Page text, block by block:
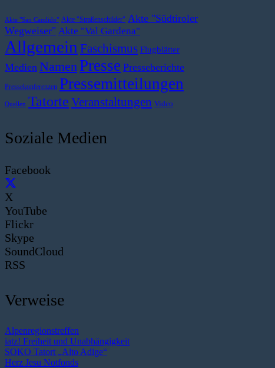
Akte "San Candido" Akte "Straßenschilder" Akte "Südtiroler
Wegweiser" Akte "Val Gardena"
Allgemein Faschismus Flugblätter
Medien NamenPresse Presseberichte
Pressekonferenzen Pressemitteilungen
Quellen Tatorte Veranstaltungen Video
Soziale Medien
Facebook
X
YouTube
Flickr
Skype
SoundCloud
RSS
Verweise
Alpenregionstreffen
iatz! Freiheit und Unabhängigkeit
SOKO Tatort „Alto Adige“
Herz Jesu Notfonds